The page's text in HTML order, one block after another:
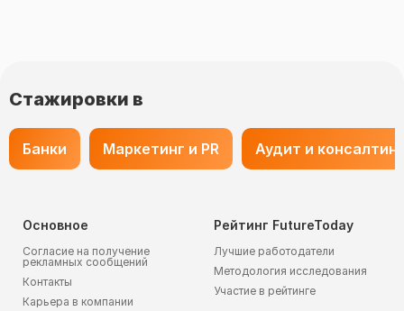
Стажировки в
Банки Маркетинг и PR Аудит и консалтинг
Основное
Согласие на получение
рекламных сообщений
Контакты
Карьера в компании
Рейтинг FutureToday
Лучшие работодатели
Методология исследования
Участие в рейтинге